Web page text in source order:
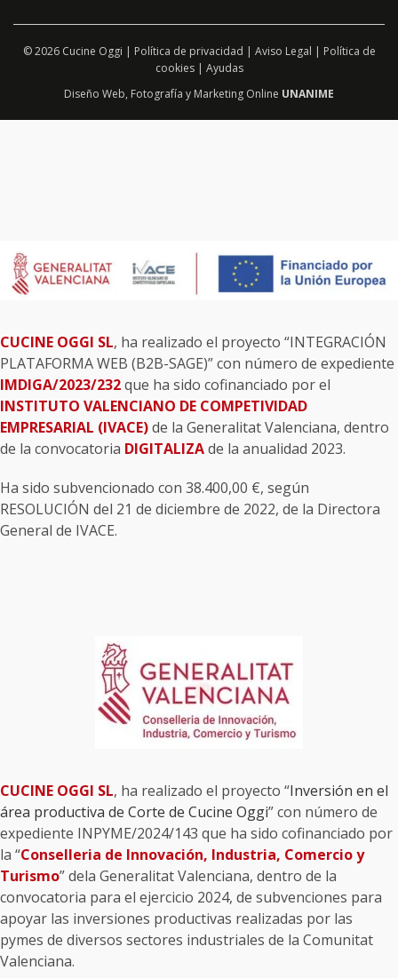
© 2026 Cucine Oggi | Política de privacidad | Aviso Legal | Política de
cookies| Ayudas
Diseño Web, Fotografía y Marketing Online UNANIME
CUCINE OGGI SL, ha realizado el proyecto “INTEGRACIÓN
PLATAFORMA WEB (B2B-SAGE)” con número de expediente
IMDIGA/2023/232que ha sido cofinanciado por el
INSTITUTO VALENCIANO DE COMPETIVIDAD
EMPRESARIAL (IVACE)de la Generalitat Valenciana, dentro
de la convocatoria DIGITALIZAde la anualidad 2023.
Ha sido subvencionado con 38.400,00 €, según
RESOLUCIÓN del 21 de diciembre de 2022, de la Directora
General de IVACE.
CUCINE OGGI SL, ha realizado el proyecto “Inversión en el
área productiva de Corte de Cucine Oggi” con número de
expediente INPYME/2024/143 que ha sido cofinanciado por
la “Conselleria de Innovación, Industria, Comercio y
Turismo” dela Generalitat Valenciana, dentro de la
convocatoria para el ejercicio 2024, de subvenciones para
apoyar las inversiones productivas realizadas por las
pymes de diversos sectores industriales de la Comunitat
Valenciana.